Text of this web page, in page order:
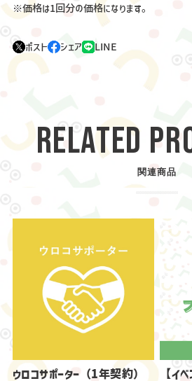
※価格は1回分の価格になります。
ポスト シェア LINE
RELATED
関連商品
ウロコサポーター（1年契約）
【イ